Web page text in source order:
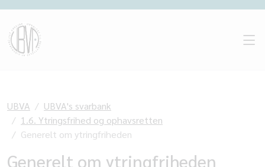
UBVA
UBVA's svarbank
1.6. Ytringsfrihed og ophavsretten
Generelt om ytringfriheden
Generelt om ytringfriheden